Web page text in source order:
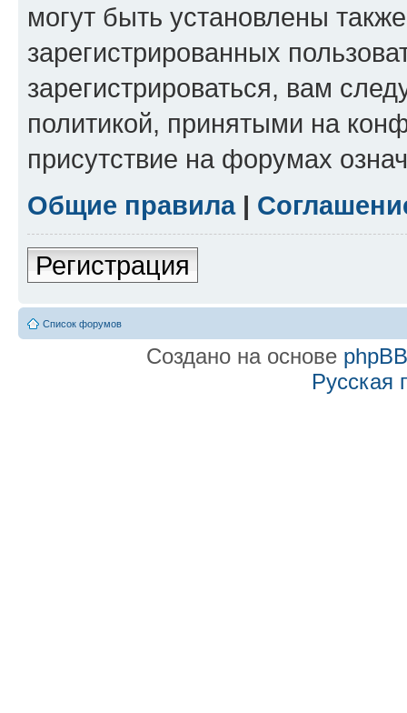
могут быть установлены
зарегистрированных
зарегистрироваться, вам
политикой, принятыми на
присутствие на форумах
Общие правила|
Регистрация
Список форумов
Создано на основе phpBB
Русская